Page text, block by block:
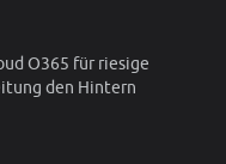
O365 für riesige
den Hintern